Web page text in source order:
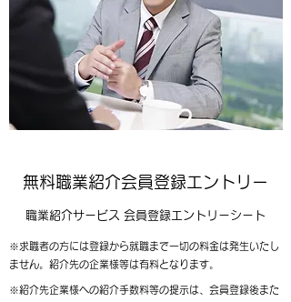
無料職業紹介会員登録エントリー
職業紹介サービス 会員登録エントリーシート
※求職者の方には登録から就職まで一切の料金は発生いたし
ません。紹介先の企業様等は有料となります。
※紹介先企業様への紹介手数料等の提示は、会員登録後また